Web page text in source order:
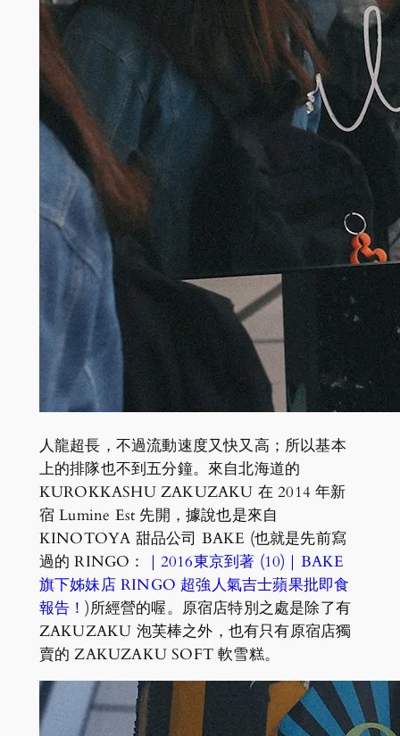
人龍超長，不過流動速度又快又高；所以基本
上的排隊也不到五分鐘。來自北海道的
KUROKKASHU ZAKUZAKU 在 2014 年新
宿 Lumine Est 先開，據說也是來自
KINOTOYA 甜品公司 BAKE (也就是先前寫
過的 RINGO：
｜2016東京到著 (10)｜BAKE
旗下姊妹店 RINGO 超強人氣吉士蘋果批即食
報告！)所經營的喔。原宿店特別之處是除了有
ZAKUZAKU 泡芙棒之外，也有只有原宿店獨
賣的 ZAKUZAKU SOFT 軟雪糕。